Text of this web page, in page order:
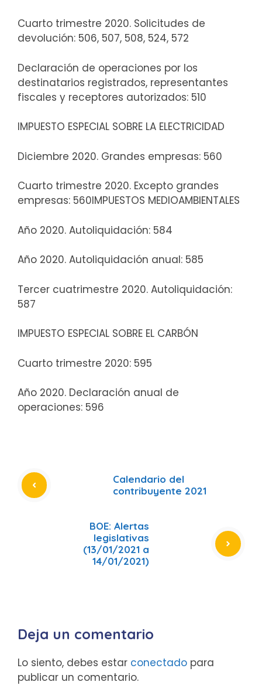
Cuarto trimestre 2020. Solicitudes de
devolución: 506, 507, 508, 524, 572
Declaración de operaciones por los
destinatarios registrados, representantes
fiscales y receptores autorizados: 510
IMPUESTO ESPECIAL SOBRE LA ELECTRICIDAD
Diciembre 2020. Grandes empresas: 560
Cuarto trimestre 2020. Excepto grandes
empresas: 560IMPUESTOS MEDIOAMBIENTALES
Año 2020. Autoliquidación: 584
Año 2020. Autoliquidación anual: 585
Tercer cuatrimestre 2020. Autoliquidación:
587
IMPUESTO ESPECIAL SOBRE EL CARBÓN
Cuarto trimestre 2020: 595
Año 2020. Declaración anual de
operaciones: 596
Calendario del
contribuyente 2021
BOE: Alertas
legislativas
(13/01/2021 a
14/01/2021)
Deja un comentario
Lo siento, debes estar conectado para
publicar un comentario.